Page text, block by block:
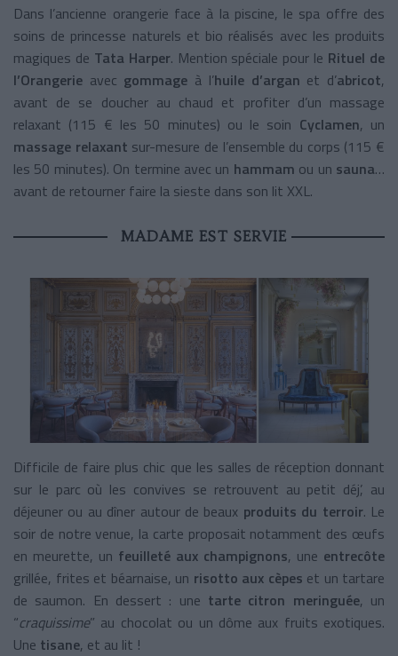
Dans l’ancienne orangerie face à la piscine, le spa offre des
soins de princesse naturels et bio réalisés avec les produits
magiques de Tata Harper. Mention spéciale pour le Rituel de
l’Orangerie avec gommage à l’huile d’argan et d’abricot,
avant de se doucher au chaud et profiter d’un massage
relaxant (115 € les 50 minutes) ou le soin Cyclamen, un
massage relaxant sur-mesure de l’ensemble du corps (115 €
les 50 minutes). On termine avec un hammam ou un sauna…
avant de retourner faire la sieste dans son lit XXL.
MADAME EST SERVIE
Difficile de faire plus chic que les salles de réception donnant
sur le parc où les convives se retrouvent au petit déj’, au
déjeuner ou au dîner autour de beaux produits du terroir. Le
soir de notre venue, la carte proposait notamment des œufs
en meurette, un feuilleté aux champignons, une entrecôte
grillée, frites et béarnaise, un risotto aux cèpes et un tartare
de saumon. En dessert : une tarte citron meringuée, un
“craquissime” au chocolat ou un dôme aux fruits exotiques.
Une tisane, et au lit !